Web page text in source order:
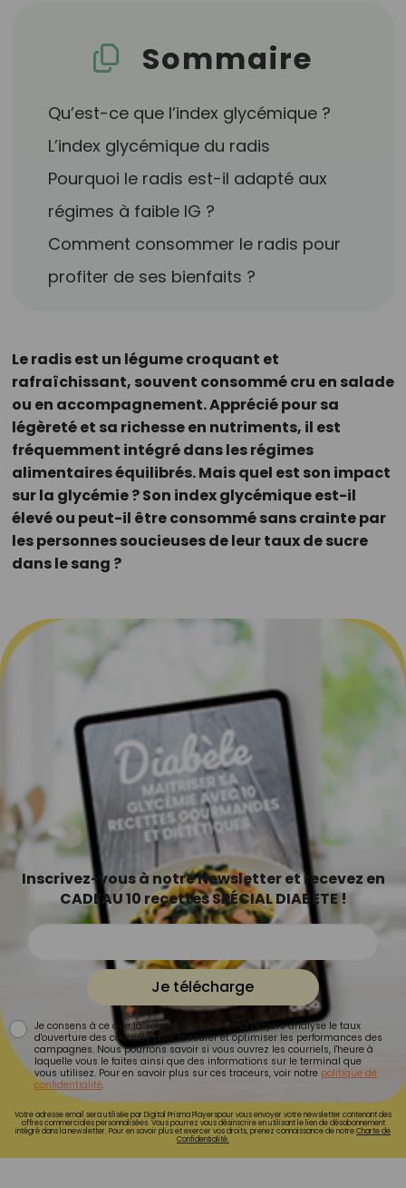
Sommaire
Qu’est-ce que l’index glycémique ?
L’index glycémique du radis
Pourquoi le radis est-il adapté aux
régimes à faible IG ?
Comment consommer le radis pour
profiter de ses bienfaits ?
Le radis est un légume croquant et
rafraîchissant, souvent consommé cru en salade
ou en accompagnement. Apprécié pour sa
légèreté et sa richesse en nutriments, il est
fréquemment intégré dans les régimes
alimentaires équilibrés. Mais quel est son impact
sur la glycémie ? Son index glycémique est-il
élevé ou peut-il être consommé sans crainte par
les personnes soucieuses de leur taux de sucre
dans le sang ?
Inscrivez-vous à notre Newsletter et recevez en
CADEAU 10 recettes SPÉCIAL DIABETE !
Je télécharge
Je consens à ce que la société Digital Prisma Players analyse le taux
d'ouverture des courriels pour mesurer et optimiser les performances des
campagnes. Nous pourrons savoir si vous ouvrez les courriels, l'heure à
laquelle vous le faites ainsi que des informations sur le terminal que
vous utilisez. Pour en savoir plus sur ces traceurs, voir notre politique de
confidentialité.
Votre adresse email sera utilisée par Digital Prisma Playerspour vous envoyer votre newsletter contenant des
offres commerciales personnalisées. Vous pourrez vous désinscrire en utilisant le lien de désabonnement
intégré dans la newsletter. Pour en savoir plus et exercer vos droits, prenez connaissance de notreCharte de
Confidentialité.